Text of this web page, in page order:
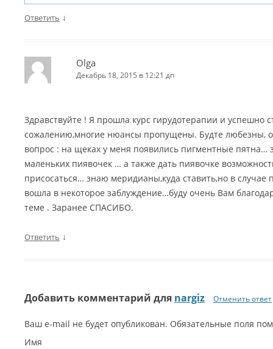
Ответить ↓
Olga
Декабрь 18, 2015 в 12:21 дп
Здравствуйте ! Я прошла курс гирудотерапии и успешно
сожалению,многие нюансы пропущены. Будте любезны,
вопрос : на щеках у меня появились пигментные пятна…
маленьких пиявочек … а также дать пиявочке
присосаться… знаю меридианы,куда ставить,но в
вошла в некоторое заблуждение…буду очень Вам
теме . Заранее СПАСИБО.
Ответить ↓
Добавить комментарий для nargiz Отменить ответ
Ваш e-mail не будет опубликован. Обязательные поля
Имя